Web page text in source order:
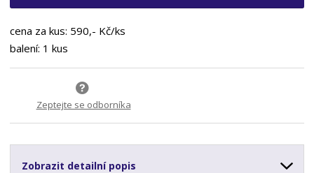
cena za kus: 590,- Kč/ks
balení: 1 kus
Zeptejte se odborníka
Zobrazit detailní popis